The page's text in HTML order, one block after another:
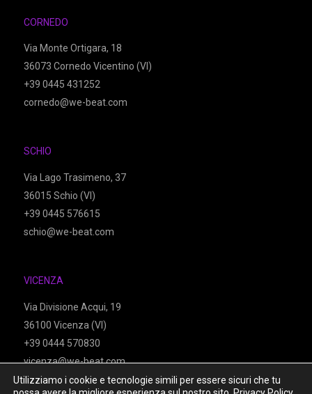
CORNEDO
Via Monte Ortigara, 18
36073 Cornedo Vicentino (VI)
+39 0445 431252
cornedo@we-beat.com
SCHIO
Via Lago Trasimeno, 37
36015 Schio (VI)
+39 0445 576615
schio@we-beat.com
VICENZA
Via Divisione Acqui, 19
36100 Vicenza (VI)
+39 0444 570830
vicenza@we-beat.com
Utilizziamo i cookie e tecnologie simili per essere sicuri che tu